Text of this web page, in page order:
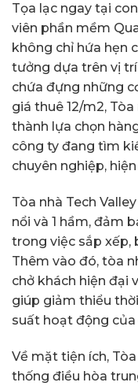
Tọa lạc ngay tại
viên phần mềm
không chỉ hứa hẹn
tưởng dựa trên vị
chứa đựng những
giá thuê 12/m2,
thành lựa chọn
công ty đang tìm
chuyên nghiệp,
Tòa nhà Tech
nổi và 1 hầm, đảm
trong việc sắp xếp,
Thêm vào đó, tòa
chở khách hiện đại
giúp giảm thiểu
suất hoạt động của
Về mặt tiện ích,
thống điều hòa